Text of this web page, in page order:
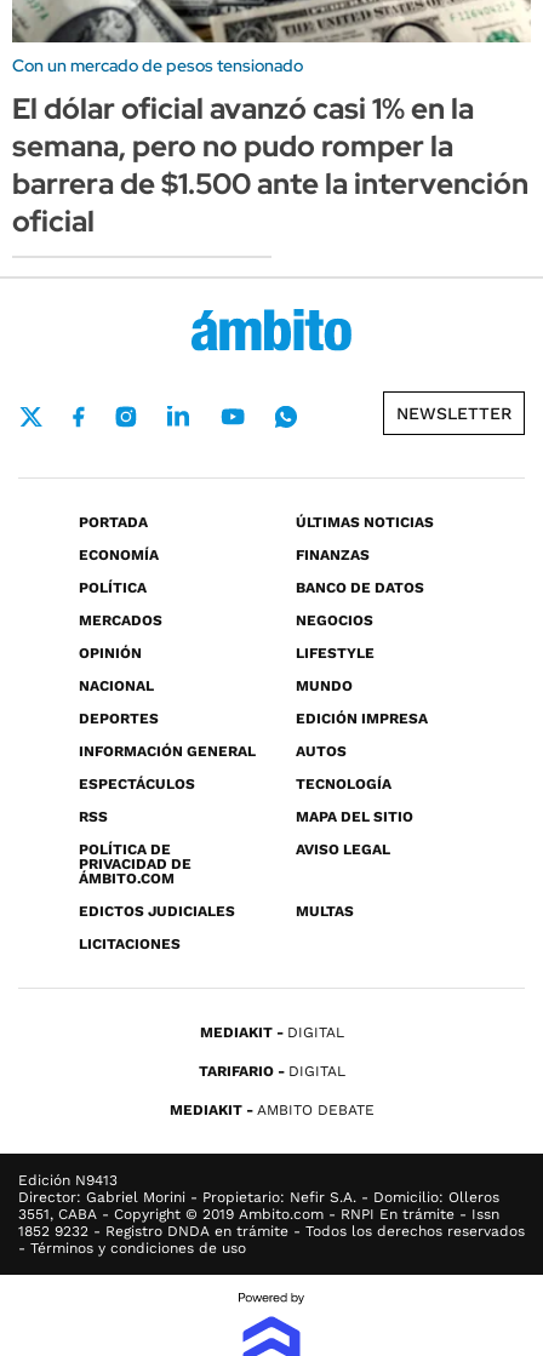
Con un mercado de pesos tensionado
El dólar oficial avanzó casi 1% en la
semana, pero no pudo romper la
barrera de $1.500 ante la intervención
oficial
NEWSLETTER
PORTADA
ÚLTIMAS NOTICIAS
ECONOMÍA
FINANZAS
POLÍTICA
BANCO DE DATOS
MERCADOS
NEGOCIOS
OPINIÓN
LIFESTYLE
NACIONAL
MUNDO
DEPORTES
EDICIÓN IMPRESA
INFORMACIÓN GENERAL
AUTOS
ESPECTÁCULOS
TECNOLOGÍA
RSS
MAPA DEL SITIO
POLÍTICA DE
PRIVACIDAD DE
ÁMBITO.COM
AVISO LEGAL
EDICTOS JUDICIALES
MULTAS
LICITACIONES
MEDIAKIT DIGITAL
TARIFARIO DIGITAL
MEDIAKIT AMBITO DEBATE
Edición N9413
Director: Gabriel Morini - Propietario: Nefir S.A. - Domicilio: Olleros
3551, CABA - Copyright © 2019 Ambito.com - RNPI En trámite - Issn
1852 9232 - Registro DNDA en trámite - Todos los derechos reservados
- Términos y condiciones de uso